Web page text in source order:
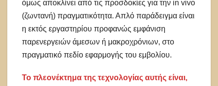
όμως αποκλίνει από τις προσδοκίες για την in vivo
(ζωντανή) πραγματικότητα. Απλό παράδειγμα είναι
η εκτός εργαστηρίου προφανώς εμφάνιση
παρενεργειών άμεσων ή μακροχρόνιων, στο
πραγματικό πεδίο εφαρμογής του εμβολίου.
Το πλεονέκτημα της τεχνολογίας αυτής είναι,